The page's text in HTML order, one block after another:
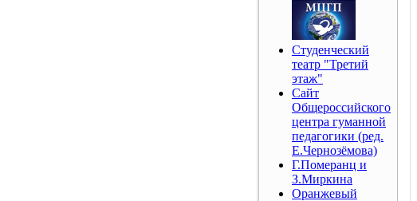
Студенческий
театр "Третий
этаж"
Сайт
Общероссийского
центра гуманной
педагогики (ред.
Е.Чернозёмова)
Г.Померанц и
З.Миркина
Оранжевый